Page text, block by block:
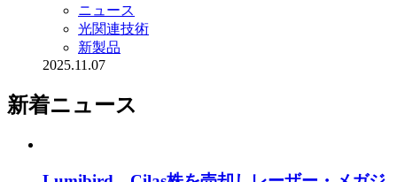
ニュース
光関連技術
新製品
2025.11.07
新着ニュース